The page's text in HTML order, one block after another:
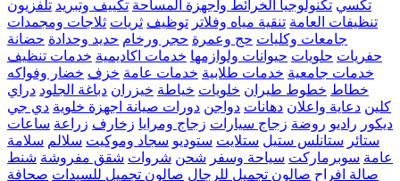
تكسي تكنولوجيا الخرائط واجهزة المساحة تكييف وتبريد تلفزيون
تنظيفات العامة تنقية مياه وفلاتر توظيف ثريات ثلاجات ومجمدات
جامعات وكليات حج وعمرة حجر ورخام حديد وحدادة حضانة
حفريات حلويات حيوانات ولوازمها خدمات اكاديمية خدمات تنظيف
خدمات جامعية خدمات طلابية خدمات عامة خزف خضار وفواكه
خطاط خطوط طيران خلويات خياطة خيزران دباغة الجلود دراي
كلين دعاية واعلان دهانات دواجن دورات صيانة اجهزة خلوية دي جي
ديكور راديو روضة زجاج سيارات زجاج ومرايا زخارف زراعة ساعات
ستائر ستانلس ستيل ستلايت ستوديو سجاد وموكيت سلالم سلامة
عامة سوبرماركت سياحة وسفر شحن شروات شقق مفروشة شنط
صالة افراح صالون تجميل للرجال صالون تجميل للسيدات صحافة